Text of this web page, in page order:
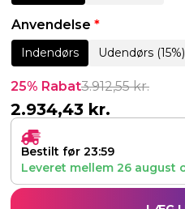
Anvendelse *
Indendørs Udendørs (15%)
25% Rabat3.912,55kr.
2.934,43 kr.
Bestilt før 23:59
Leveret mellem 26 august